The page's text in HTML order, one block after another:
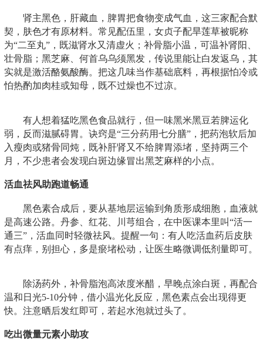
肾主黑色，肝藏血，脾胃把食物变成气血，这三家配合默
契，肤色才有原材料。常见配伍里，女贞子配旱莲草被昵称
为“二至丸”，既滋肾水又清虚火；补骨脂小温，可温补肾阳、
壮骨脂；黑芝麻、何首乌乌须黑发，传说里能让白发返乌，其
实就是激活酪氨酸酶。把这几味当作基础底料，再根据怕冷或
怕热酌加肉桂或知母，既不过燥也不过凉。
有人想着猛吃黑色食品就行，但一味黑米黑豆若脾运化
弱，反而滋腻碍胃。诀窍是“三分药用七分膳”，把药泡软后加
入瘦肉或猪骨同炖，既补肝肾又不给脾胃添堵，坚持两三个
月，不少患者会发现白斑边缘冒出黑芝麻样的小点。
活血祛风助跑道畅通
黑色素合成后，要从基地层运输到角质形成细胞，血液就
是高速公路。丹参、红花、川芎组合，在中医课本里叫“活一
通三”，活血同时轻微祛风。提醒一句：有人吃活血药后皮肤
有点痒，别担心，多是瘀堵松动，让医生略微调低剂量即可。
除汤药外，补骨脂泡高浓度米醋，早晚点涂白斑，再配合
温和日光5-10分钟，借小温光化反应，黑色素点会出现得更
快。注意晒后发红即可，若起水泡就过头了。
吃出微量元素小助攻